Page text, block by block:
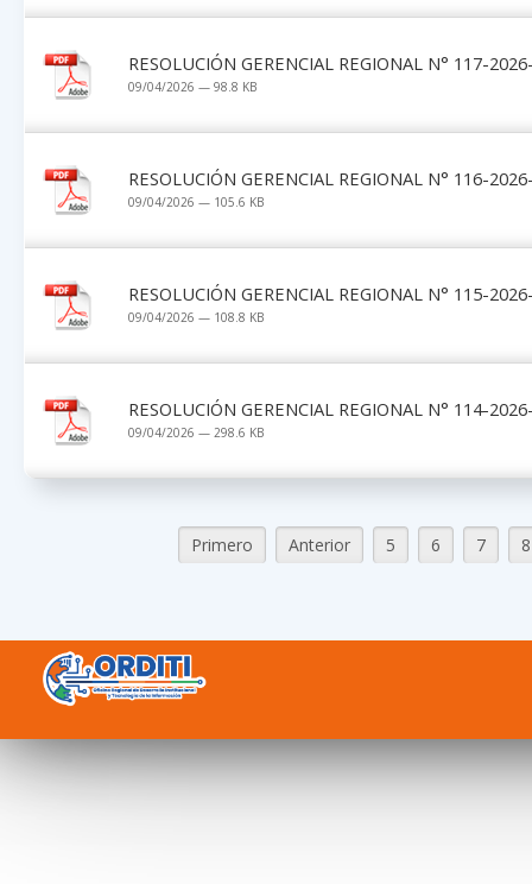
RESOLUCIÓN GERENCIAL REGIONAL N° 117-
09/04/2026 — 98.8 KB
RESOLUCIÓN GERENCIAL REGIONAL N° 116-
09/04/2026 — 105.6 KB
RESOLUCIÓN GERENCIAL REGIONAL N° 115-
09/04/2026 — 108.8 KB
RESOLUCIÓN GERENCIAL REGIONAL N° 114-
09/04/2026 — 298.6 KB
Primero Anterior 5 6 7 8